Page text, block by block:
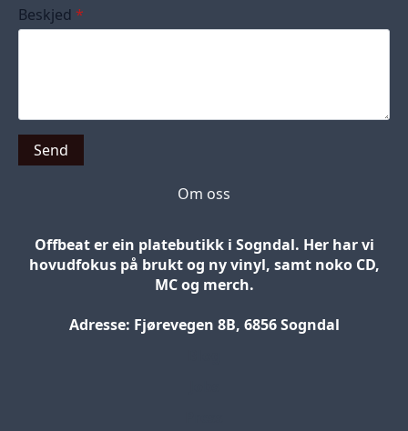
Beskjed *
Send
Om oss
Offbeat er ein platebutikk i Sogndal. Her har vi
hovudfokus på brukt og ny vinyl, samt noko CD,
MC og merch.
Adresse: Fjørevegen 8B, 6856 Sogndal